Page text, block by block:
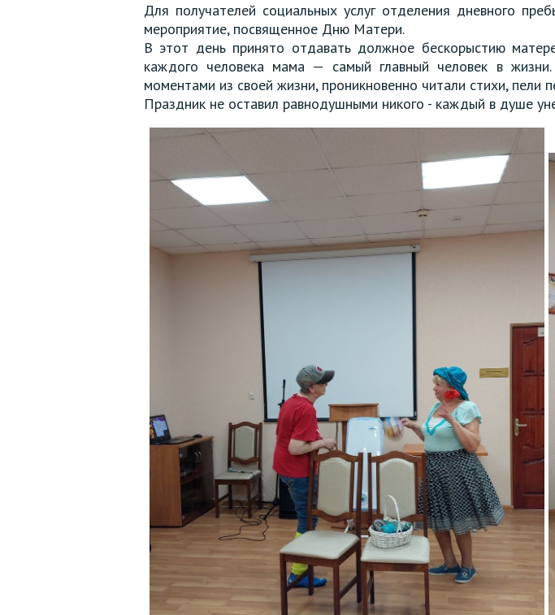
Для получателей социальных услуг отделения дневного
мероприятие, посвященное Дню Матери.
В этот день принято отдавать должное бескорыстию
каждого человека мама — самый главный человек в
моментами из своей жизни, проникновенно читали стихи, пели
Праздник не оставил равнодушными никого - каждый в душе